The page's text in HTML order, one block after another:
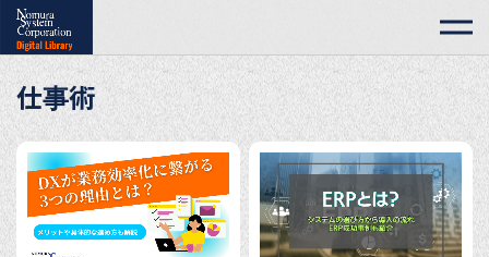
仕事術